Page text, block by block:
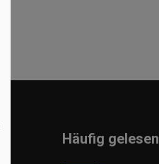
Häufig gelesen